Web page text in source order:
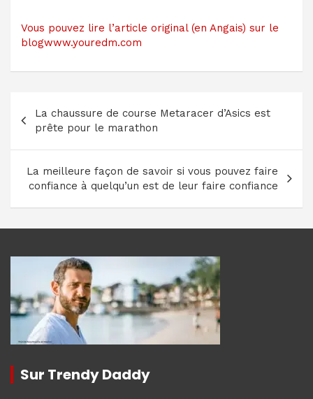
Vous pouvez lire l’article original (en Angais) sur le
blogwww.youredm.com
Navigation
de
l’article
La chaussure de course Metaracer d’Asics est
prête pour le marathon
La meilleure façon de savoir si vous pouvez faire
confiance à quelqu’un est de leur faire confiance
Sur Trendy Daddy